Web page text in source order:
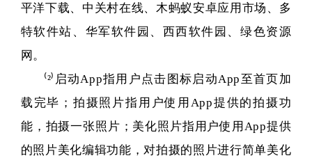
平洋下载、中关村在线、木蚂蚁安卓应用市场、多
特软件站、华军软件园、西西软件园、绿色资源
网。
⁽²⁾启动App指用户点击图标启动App至首页加
载完毕；拍摄照片指用户使用App提供的拍摄功
能，拍摄一张照片；美化照片指用户使用App提供
的照片美化编辑功能，对拍摄的照片进行简单美化